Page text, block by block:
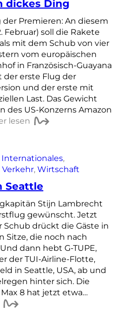
dickes Ding
der Premieren: An diesem
Februar) soll die Rakete
mit dem Schub von vier
vom europäischen
in Französisch-Guayana
der erste Flug der
und der erste mit
Last. Das Gewicht
des US-Konzerns Amazon
lesen
Internationales
Verkehr, Wirtschaft
Seattle
Stijn Lambrecht
gewünscht. Jetzt
Schub drückt die Gäste in
Sitze, die noch nach
dann hebt G-TUPE,
der TUI-Airline-Flotte,
in Seattle, USA, ab und
hinter sich. Die
8 hat jetzt etwa…